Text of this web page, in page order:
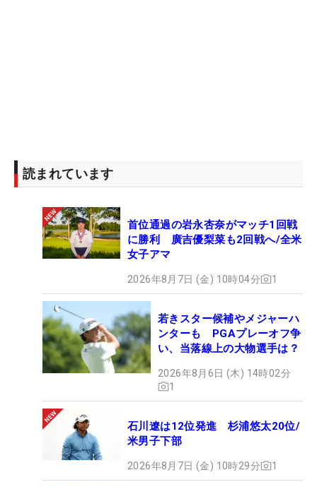
読まれています
首位通過の岩永杏奈がマッチ1回戦
に勝利 廣吉優梨菜も2回戦へ/全米
女子アマ
2026年8月7日 (金) 10時04分 1
若きスター候補やメジャーハ
ンターも PGAプレーオフ争
い、当落線上の大物選手は？
2026年8月6日 (木) 14時02分
1
石川遼は12位発進 杉浦悠太20位/
米男子下部
2026年8月7日 (金) 10時29分 1